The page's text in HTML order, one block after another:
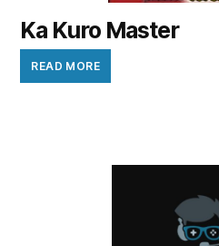
Ka Kuro Master
READ MORE